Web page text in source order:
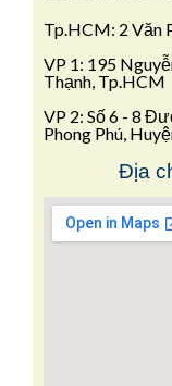
Tp.HCM: 2 Văn
VP 1: 195
Thạnh, Tp.HCM
VP 2: Số 6 - 8
Phong Phú,
Địa